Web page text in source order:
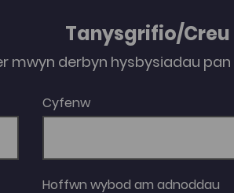
Tanysgrifio/
mwyn derbyn hysbysiadau
Cyfenw
Hoffwn wybod am adnoddau